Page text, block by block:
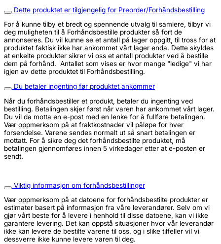
Dette produktet er tilgjengelig for Preorder/Forhåndsbestilling
For å kunne tilby et bredt og spennende utvalg til samlere, tilbyr vi
deg muligheten til å Forhåndsbestille produkter så fort de
annonseres. Du vil kunne se et antall på lager oppgitt, til tross for at
produktet faktisk ikke har ankommet vårt lager enda. Dette skyldes
at enkelte produkter sikrer vi oss et antall produkter ved å bestille
dem på forhånd. Antallet som vises er hvor mange "ledige" vi har
igjen av dette produktet til Forhåndsbestilling.
Du betaler ingenting før produktet ankommer
Når du forhåndsbestiller et produkt, betaler du ingenting ved
bestilling. Betalingen skjer først når varen har ankommet vårt lager.
Du vil da motta en e-post med en lenke for å fullføre betalingen.
Vær oppmerksom på at fraktkostnader vil påløpe for hver
forsendelse. Varene sendes normalt ut så snart betalingen er
mottatt. For å sikre deg det forhåndsbestilte produktet, må
betalingen gjennomføres innen 5 virkedager etter at e-posten er
sendt.
Viktig informasjon om forhåndsbestillinger
Vær oppmerksom på at datoene for forhåndsbestilte produkter er
estimater basert på informasjon fra våre leverandører. Selv om vi
gjør vårt beste for å levere i henhold til disse datoene, kan vi ikke
garantere levering. Det kan oppstå situasjoner hvor vår leverandør
ikke kan levere de bestilte varene til oss, og i slike tilfeller vil vi
dessverre ikke kunne levere varen til deg.